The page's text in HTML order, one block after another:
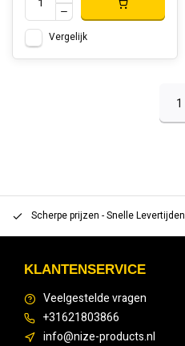
Vergelijk
1
Scherpe prijzen - Snelle Levertijden
KLANTENSERVICE
Veelgestelde vragen
+31621803866
info@nize-products.nl